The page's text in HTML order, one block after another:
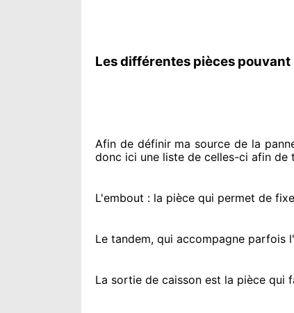
Les différentes pièces
Afin de définir ma source de la
donc ici une liste de celles-ci afin de
L'embout : la pièce qui permet de
Le tandem, qui accompagne parfois
La sortie de caisson est la pièce qui